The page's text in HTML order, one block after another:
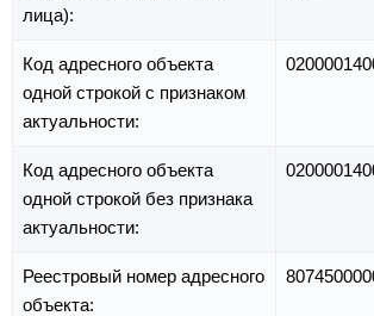
лица):
Код адресного объекта
одной строкой с признаком
актуальности:
Код адресного объекта
одной строкой без признака
актуальности:
Реестровый номер адресного
объекта: